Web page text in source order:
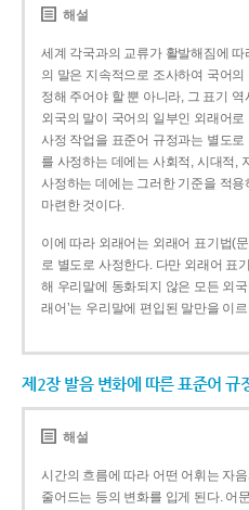
해설
세계 각국과의 교류가 활발해짐에
의 말은 지속적으로 조사하여 국어
정해 주어야 할 뿐 아니라, 그 표기
외국의 말이 국어의 일부인 외래어
사정 작업을 표준어 규정과는 별도
를 사정하는 데에는 사회적, 시대적,
사정하는 데에는 그러한 기준을 적
마련한 것이다.
이에 따라 외래어는 외래어 표기법(
로 별도로 사정한다. 다만 외래어 표
해 우리말에 동화되지 않은 모든 외
래어’는 우리말에 편입된 말만을 이
제2장 발음 변화에 따른 표준어 규
해설
시간의 흐름에 따라 어떤 어휘는 자
줄어드는 등의 변화를 입게 된다. 어